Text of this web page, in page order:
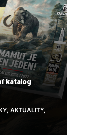
katalog
, AKTUALITY,